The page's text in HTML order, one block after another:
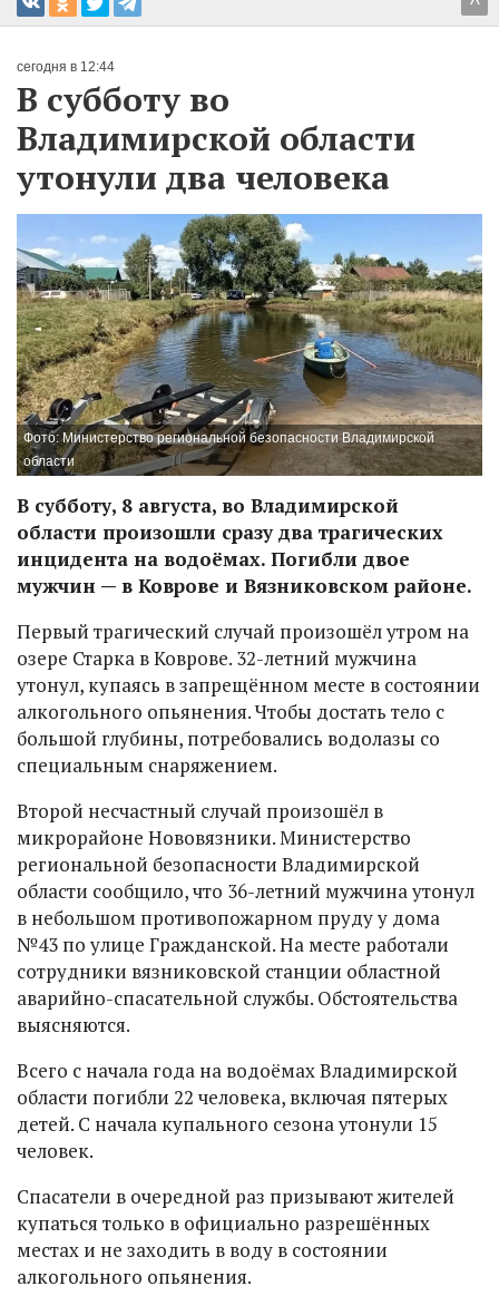
сегодня в 12:44
В субботу во
Владимирской области
утонули два человека
Фото: Министерство региональной безопасности Владимирской
области
В субботу, 8 августа, во Владимирской
области произошли сразу два трагических
инцидента на водоёмах. Погибли двое
мужчин — в Коврове и Вязниковском районе.
Первый трагический случай произошёл утром на
озере Старка в Коврове. 32-летний мужчина
утонул, купаясь в запрещённом месте в состоянии
алкогольного опьянения. Чтобы достать тело с
большой глубины, потребовались водолазы со
специальным снаряжением.
Второй несчастный случай произошёл в
микрорайоне Нововязники. Министерство
региональной безопасности Владимирской
области сообщило, что 36-летний мужчина утонул
в небольшом противопожарном пруду у дома
№43 по улице Гражданской. На месте работали
сотрудники вязниковской станции областной
аварийно-спасательной службы. Обстоятельства
выясняются.
Всего с начала года на водоёмах Владимирской
области погибли 22 человека, включая пятерых
детей. С начала купального сезона утонули 15
человек.
Спасатели в очередной раз призывают жителей
купаться только в официально разрешённых
местах и не заходить в воду в состоянии
алкогольного опьянения.